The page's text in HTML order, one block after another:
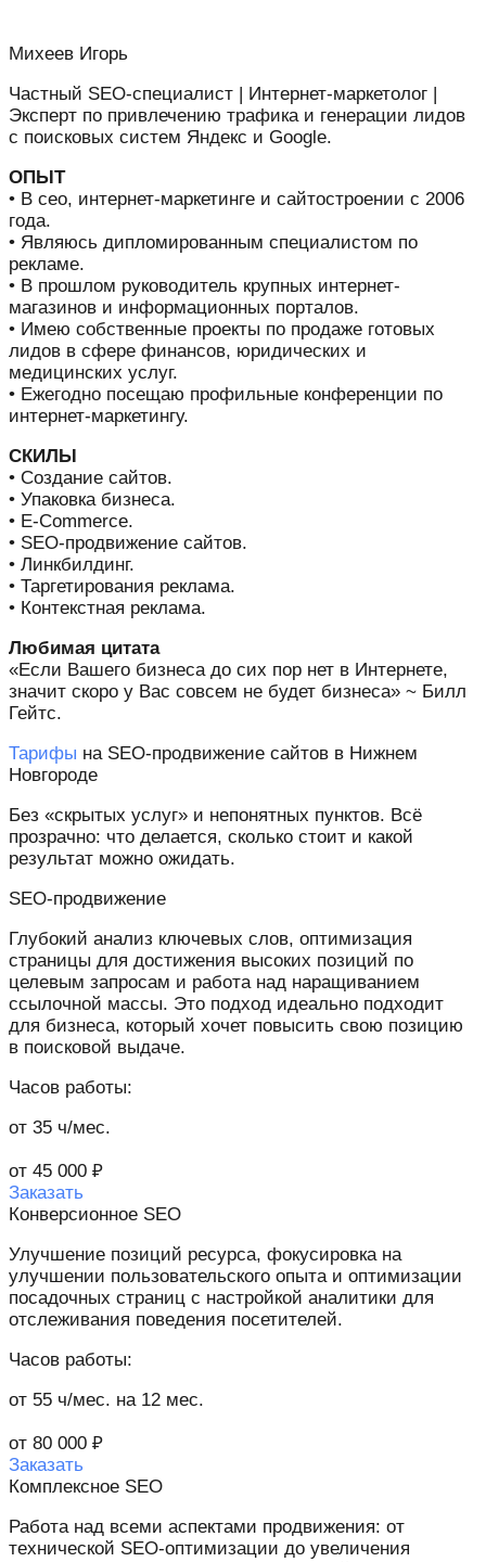
Михеев Игорь
Частный SEO-специалист | Интернет-маркетолог |
Эксперт по привлечению трафика и генерации лидов
с поисковых систем Яндекс и Google.
ОПЫТ
• В сео, интернет-маркетинге и сайтостроении с 2006
года.
• Являюсь дипломированным специалистом по
рекламе.
• В прошлом руководитель крупных интернет-
магазинов и информационных порталов.
• Имею собственные проекты по продаже готовых
лидов в сфере финансов, юридических и
медицинских услуг.
• Ежегодно посещаю профильные конференции по
интернет-маркетингу.
СКИЛЫ
• Создание сайтов.
• Упаковка бизнеса.
• E-Commerce.
• SEO-продвижение сайтов.
• Линкбилдинг.
• Таргетирования реклама.
• Контекстная реклама.
Любимая цитата
«Если Вашего бизнеса до сих пор нет в Интернете,
значит скоро у Вас совсем не будет бизнеса» ~ Билл
Гейтс.
Тарифы на SEO-продвижение сайтов в Нижнем
Новгороде
Без «скрытых услуг» и непонятных пунктов. Всё
прозрачно: что делается, сколько стоит и какой
результат можно ожидать.
SEO-продвижение​
Глубокий анализ ключевых слов, оптимизация
страницы для достижения высоких позиций по
целевым запросам и работа над наращиванием
ссылочной массы. Это подход идеально подходит
для бизнеса, который хочет повысить свою позицию
в поисковой выдаче.
Часов работы:
от 35 ч/мес.​
от 45 000 ₽
Заказать
Конверсионное SEO
Улучшение позиций ресурса, фокусировка на
улучшении пользовательского опыта и оптимизации
посадочных страниц с настройкой аналитики для
отслеживания поведения посетителей.
Часов работы:
от 55 ч/мес. на 12 мес.
от 80 000 ₽
Заказать
Комплексное SEO
Работа над всеми аспектами продвижения: от
технической SEO-оптимизации до увеличения